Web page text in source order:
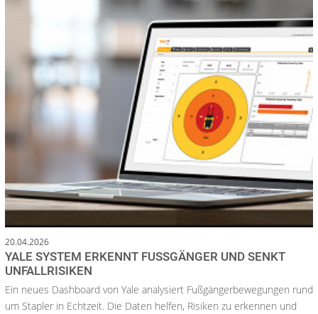
20.04.2026
YALE SYSTEM ERKENNT FUSSGÄNGER UND SENKT U
NFALLRISIKEN
Ein neues Dashboard von Yale analysiert Fußgängerbewegungen rund
um Stapler in Echtzeit. Die Daten helfen, Risiken zu erkennen und